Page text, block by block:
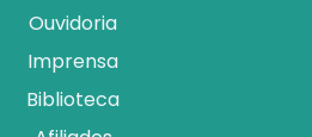
Ouvidoria
Imprensa
Biblioteca